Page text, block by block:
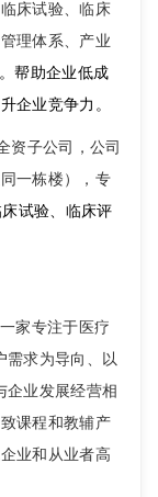
床试验、临床
理体系、产业
帮助企业低成
企业竞争力。
资子公司，公司
一栋楼），专
试验、临床评
家专注于医疗
需求为导向、以
企业发展经营相
课程和教辅产
业和从业者高